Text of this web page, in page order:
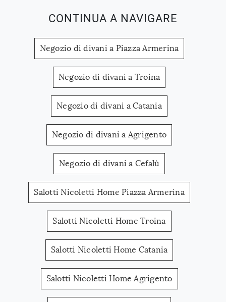
CONTINUA A NAVIGARE
Negozio di divani a Piazza Armerina
Negozio di divani a Troina
Negozio di divani a Catania
Negozio di divani a Agrigento
Negozio di divani a Cefalù
Salotti Nicoletti Home Piazza Armerina
Salotti Nicoletti Home Troina
Salotti Nicoletti Home Catania
Salotti Nicoletti Home Agrigento